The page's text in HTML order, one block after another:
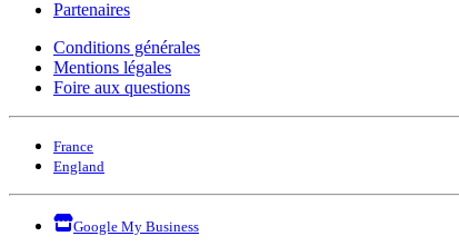
Partenaires
Conditions générales
Mentions légales
Foire aux questions
France
England
Google My Business